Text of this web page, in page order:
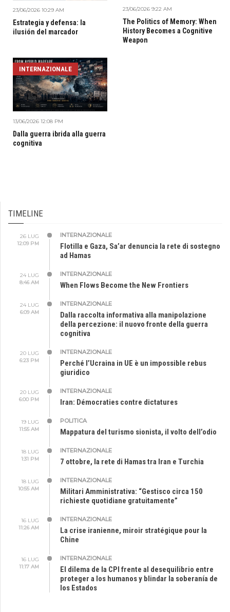
23/06/2026 10:29 AM
Estrategia y defensa: la
ilusión del marcador
23/06/2026 9:22 AM
The Politics of Memory: When
History Becomes a Cognitive
Weapon
INTERNAZIONALE
13/06/2026 12:08 PM
Dalla guerra ibrida alla guerra
cognitiva
TIMELINE
26 LUG
12:09 PM
INTERNAZIONALE
Flotilla e Gaza, Sa’ar denuncia la rete di sostegno
ad Hamas
24 LUG
8:46 AM
INTERNAZIONALE
When Flows Become the New Frontiers
24 LUG
6:09 AM
INTERNAZIONALE
Dalla raccolta informativa alla manipolazione
della percezione: il nuovo fronte della guerra
cognitiva
20 LUG
6:23 PM
INTERNAZIONALE
Perché l’Ucraina in UE è un impossible rebus
giuridico
20 LUG
6:00 PM
INTERNAZIONALE
Iran: Démocraties contre dictatures
19 LUG
11:55 AM
POLITICA
Mappatura del turismo sionista, il volto dell’odio
18 LUG
1:31 PM
INTERNAZIONALE
7 ottobre, la rete di Hamas tra Iran e Turchia
18 LUG
10:55 AM
INTERNAZIONALE
Militari Amministrativa: “Gestisco circa 150
richieste quotidiane gratuitamente”
16 LUG
11:26 AM
INTERNAZIONALE
La crise iranienne, miroir stratégique pour la
Chine
16 LUG
11:17 AM
INTERNAZIONALE
El dilema de la CPI frente al desequilibrio entre
proteger a los humanos y blindar la soberanía de
los Estados